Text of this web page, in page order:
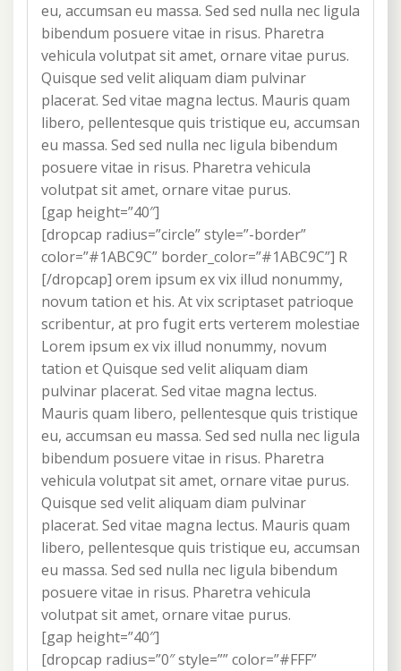
eu, accumsan eu massa. Sed sed nulla nec ligula
bibendum posuere vitae in risus. Pharetra
vehicula volutpat sit amet, ornare vitae purus.
Quisque sed velit aliquam diam pulvinar
placerat. Sed vitae magna lectus. Mauris quam
libero, pellentesque quis tristique eu, accumsan
eu massa. Sed sed nulla nec ligula bibendum
posuere vitae in risus. Pharetra vehicula
volutpat sit amet, ornare vitae purus.
[gap height=”40″]
[dropcap radius=”circle” style=”-border”
color=”#1ABC9C” border_color=”#1ABC9C”] R
[/dropcap] orem ipsum ex vix illud nonummy,
novum tation et his. At vix scriptaset patrioque
scribentur, at pro fugit erts verterem molestiae
Lorem ipsum ex vix illud nonummy, novum
tation et Quisque sed velit aliquam diam
pulvinar placerat. Sed vitae magna lectus.
Mauris quam libero, pellentesque quis tristique
eu, accumsan eu massa. Sed sed nulla nec ligula
bibendum posuere vitae in risus. Pharetra
vehicula volutpat sit amet, ornare vitae purus.
Quisque sed velit aliquam diam pulvinar
placerat. Sed vitae magna lectus. Mauris quam
libero, pellentesque quis tristique eu, accumsan
eu massa. Sed sed nulla nec ligula bibendum
posuere vitae in risus. Pharetra vehicula
volutpat sit amet, ornare vitae purus.
[gap height=”40″]
[dropcap radius=”0″ style=”” color=”#FFF”